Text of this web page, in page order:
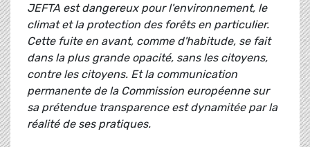
JEFTA est dangereux pour l'environnement, le
climat et la protection des forêts en particulier.
Cette fuite en avant, comme d'habitude, se fait
dans la plus grande opacité, sans les citoyens,
contre les citoyens. Et la communication
permanente de la Commission européenne sur
sa prétendue transparence est dynamitée par la
réalité de ses pratiques.